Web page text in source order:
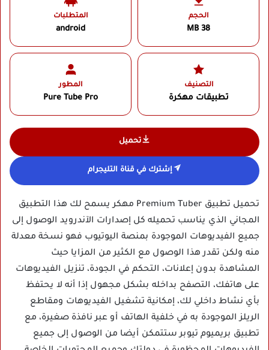
الحجم
38 MB
المتطلبات
android
التصنيف
تطبيقات مهكرة
المطور
Pure Tube Pro‏
تحميل
إشترك في قناة التليجرام
تحميل تطبيق Premium Tuber مهكر يسمح لك هذا التطبيق
المجاني الذي يناسب تحميله كل إصدارات الآندرويد الوصول إلى
جميع الفيديوهات الموجودة بمنصة اليوتيوب فهو نسخة معدلة
منه ولكن تقدر هذا الوصول مع الكثير من المزايا حيث
المشاهدة بدون إعلانات، التحكم في الجودة، تنزيل الفيديوهات
على هاتفك، التصفح بداخله بشكل مجهول إذا أنه لا يحتفظ
بأي نشاط داخلي لك، إمكانية تشغيل الفيديوهات ومقاطع
الريلز الموجودة به في خلفية الهاتف أو عبر نافذة صغيرة، مع
تطبيق بريميوم تيوبر ستتمكن أيضا من الوصول إلى جميع